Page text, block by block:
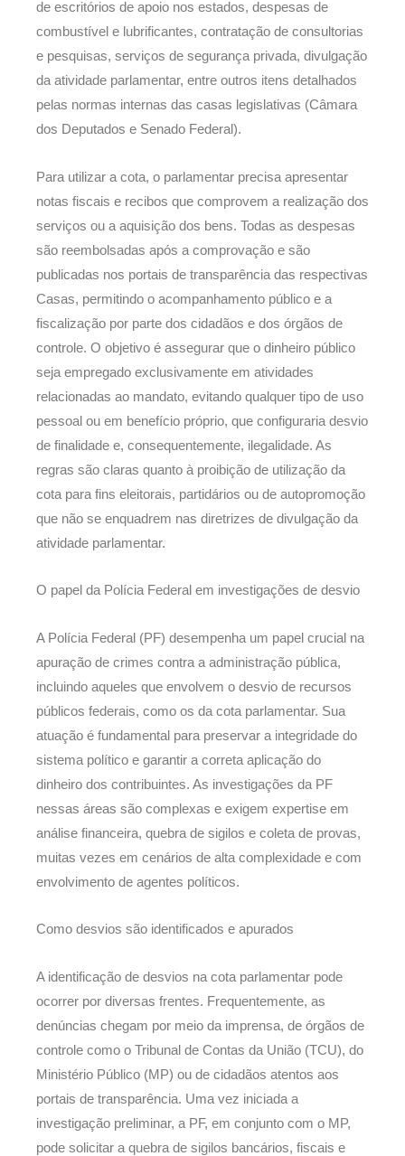
de escritórios de apoio nos estados, despesas de
combustível e lubrificantes, contratação de consultorias
e pesquisas, serviços de segurança privada, divulgação
da atividade parlamentar, entre outros itens detalhados
pelas normas internas das casas legislativas (Câmara
dos Deputados e Senado Federal).
Para utilizar a cota, o parlamentar precisa apresentar
notas fiscais e recibos que comprovem a realização dos
serviços ou a aquisição dos bens. Todas as despesas
são reembolsadas após a comprovação e são
publicadas nos portais de transparência das respectivas
Casas, permitindo o acompanhamento público e a
fiscalização por parte dos cidadãos e dos órgãos de
controle. O objetivo é assegurar que o dinheiro público
seja empregado exclusivamente em atividades
relacionadas ao mandato, evitando qualquer tipo de uso
pessoal ou em benefício próprio, que configuraria desvio
de finalidade e, consequentemente, ilegalidade. As
regras são claras quanto à proibição de utilização da
cota para fins eleitorais, partidários ou de autopromoção
que não se enquadrem nas diretrizes de divulgação da
atividade parlamentar.
O papel da Polícia Federal em investigações de desvio
A Polícia Federal (PF) desempenha um papel crucial na
apuração de crimes contra a administração pública,
incluindo aqueles que envolvem o desvio de recursos
públicos federais, como os da cota parlamentar. Sua
atuação é fundamental para preservar a integridade do
sistema político e garantir a correta aplicação do
dinheiro dos contribuintes. As investigações da PF
nessas áreas são complexas e exigem expertise em
análise financeira, quebra de sigilos e coleta de provas,
muitas vezes em cenários de alta complexidade e com
envolvimento de agentes políticos.
Como desvios são identificados e apurados
A identificação de desvios na cota parlamentar pode
ocorrer por diversas frentes. Frequentemente, as
denúncias chegam por meio da imprensa, de órgãos de
controle como o Tribunal de Contas da União (TCU), do
Ministério Público (MP) ou de cidadãos atentos aos
portais de transparência. Uma vez iniciada a
investigação preliminar, a PF, em conjunto com o MP,
pode solicitar a quebra de sigilos bancários, fiscais e